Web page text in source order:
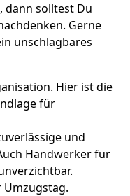
dann solltest Du
Gerne
unschlagbares
Hier ist die
für
und
Handwerker für